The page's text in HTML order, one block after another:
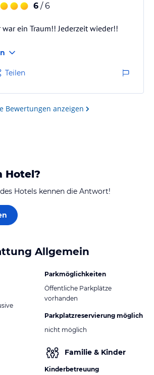
6 / 6
ein Traum!! Jederzeit wieder!!
Teilen
Bewertungen anzeigen
Hotel?
Hotels kennen die Antwort!
Allgemein
Parkmöglichkeiten
Öffentliche Parkplätze
vorhanden
Parkplatzreservierung möglich
nicht möglich
Familie & Kinder
Kinderbetreuung